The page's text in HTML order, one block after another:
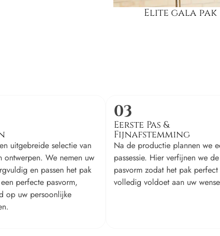
Elite gala pak
uitgebreide selectie van
ontwerpen. We nemen uw
en passen het pak
perfecte pasvorm,
op uw persoonlijke
03
Eerste Pas &
Fijnafstemming
Na de productie plannen we
passessie. Hier verfijnen we de
pasvorm zodat het pak
volledig voldoet aan uw